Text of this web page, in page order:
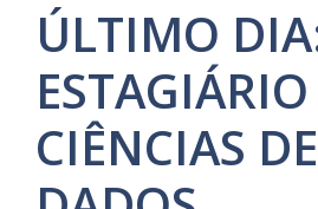
ÚLTIMO
CIÊNCIAS DE